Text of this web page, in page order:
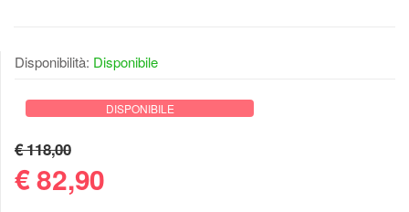
Disponibilità: Disponibile
DISPONIBILE
€ 118,00
€82,90